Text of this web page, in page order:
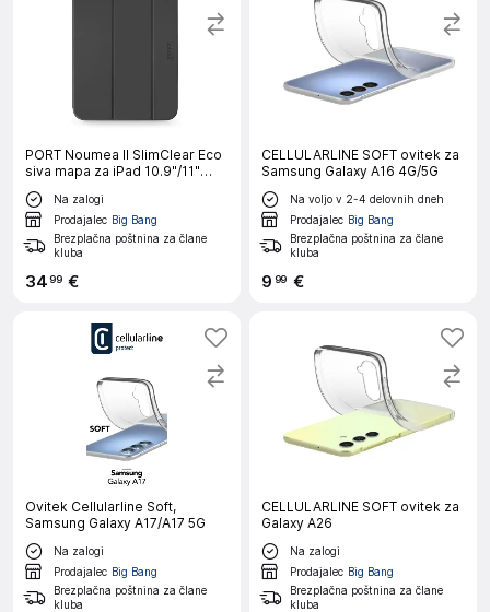
PORT Noumea II SlimClear Eco
siva mapa za iPad 10.9"/11"
(GEN 10/11)
Na zalogi
Prodajalec Big Bang
Brezplačna poštnina za člane
kluba
3499 €
CELLULARLINE SOFT ovitek za
Samsung Galaxy A16 4G/5G
Na voljo v 2-4 delovnih dneh
Prodajalec Big Bang
Brezplačna poštnina za člane
kluba
9 99 €
Ovitek Cellularline Soft,
Samsung Galaxy A17/A17 5G
Na zalogi
Prodajalec Big Bang
Brezplačna poštnina za člane
kluba
CELLULARLINE SOFT ovitek za
Galaxy A26
Na zalogi
Prodajalec Big Bang
Brezplačna poštnina za člane
kluba